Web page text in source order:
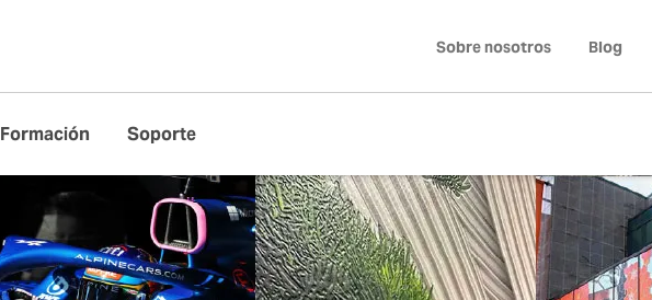
Sobre nosotros Blog
Formación Soporte